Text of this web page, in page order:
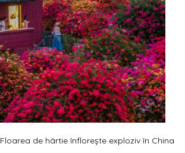
Floarea de hârtie înflorește exploziv în China